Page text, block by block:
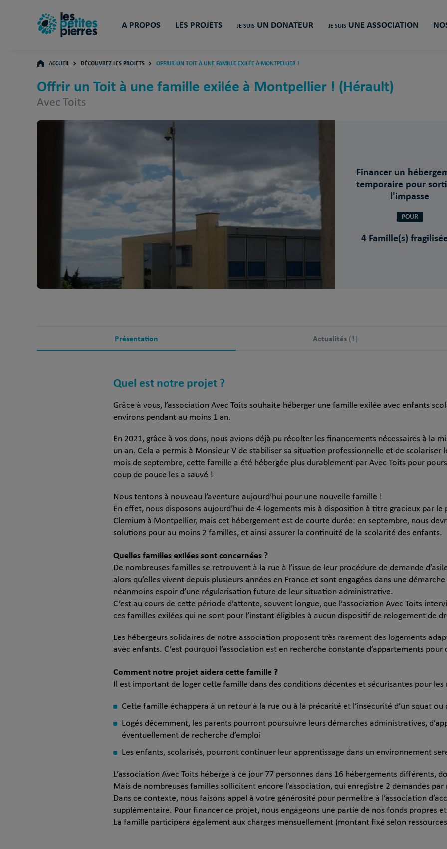
A PROPOS LES PROJETS JE SUIS UN DONATEUR JE SUIS UNE ASSOCIATION
ACCUEIL DÉCOUVREZ LES PROJETS OFFRIR UN TOIT À UNE FAMILLE EXILÉE À MONTPELLIER !
Offrir un Toit à une famille exilée à Montpellier ! (Hérault)
Avec Toits
Financer un
temporaire pour
l'impasse
POUR
4 Famille(s)
Présentation Actualités (1)
Quel est notre projet ?
Grâce à vous, l’association Avec Toits souhaite héberger une famille exilée avec enfants
environs pendant au moins 1 an.
En 2021, grâce à vos dons, nous avions déjà pu récolter les financements nécessaires à la
un an. Cela a permis à Monsieur V de stabiliser sa situation professionnelle et de scolariser
mois de septembre, cette famille a été hébergée plus durablement par Avec Toits pour
coup de pouce les a sauvé !
Nous tentons à nouveau l’aventure aujourd’hui pour une nouvelle famille !
En effet, nous disposons aujourd’hui de 4 logements mis à disposition à titre gracieux par
Clemium à Montpellier, mais cet hébergement est de courte durée: en septembre, nous
solutions pour au moins 2 familles, et ainsi assurer la continuité de la scolarité des enfants.
Quelles familles exilées sont concernées ?
De nombreuses familles se retrouvent à la rue à l’issue de leur procédure de demande
alors qu’elles vivent depuis plusieurs années en France et sont engagées dans une
néanmoins espoir d’une régularisation future de leur situation administrative.
C’est au cours de cette période d’attente, souvent longue, que l’association Avec Toits
ces familles exilées qui ne sont pour l’instant éligibles à aucun dispositif de relogement de
Les hébergeurs solidaires de notre association proposent très rarement des logements
avec enfants. C’est pourquoi l’association est en recherche constante d’appartements pour
Comment notre projet aidera cette famille ?
Il est important de loger cette famille dans des conditions décentes et sécurisantes pour les
Cette famille échappera à un retour à la rue ou à la précarité et l’insécurité d’un squat ou
Logés décemment, les parents pourront poursuivre leurs démarches administratives,
éventuellement de recherche d’emploi
Les enfants, scolarisés, pourront continuer leur apprentissage dans un environnement
L’association Avec Toits héberge à ce jour 77 personnes dans 16 hébergements différents,
Mais de nombreuses familles sollicitent encore l’association, qui enregistre 2 demandes par
Dans ce contexte, nous faisons appel à votre générosité pour permettre à l’association
supplémentaire. Pour financer ce projet, nous engageons une partie de nos fonds propres et
La famille participera également aux charges mensuellement (montant fixé selon